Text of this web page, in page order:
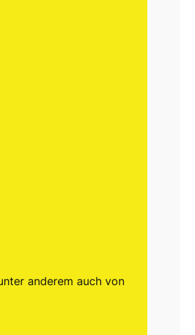
anderem auch von